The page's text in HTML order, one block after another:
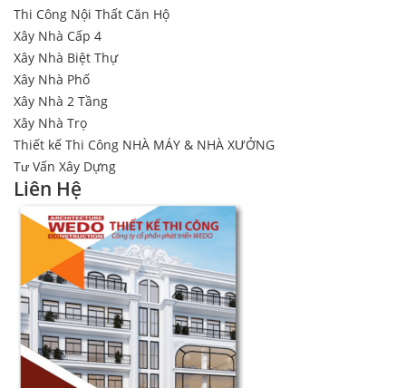
Thi Công Nội Thất Căn Hộ
Xây Nhà Cấp 4
Xây Nhà Biệt Thự
Xây Nhà Phố
Xây Nhà 2 Tầng
Xây Nhà Trọ
Thiết kế Thi Công NHÀ MÁY & NHÀ XƯỞNG
Tư Vấn Xây Dựng
Liên Hệ